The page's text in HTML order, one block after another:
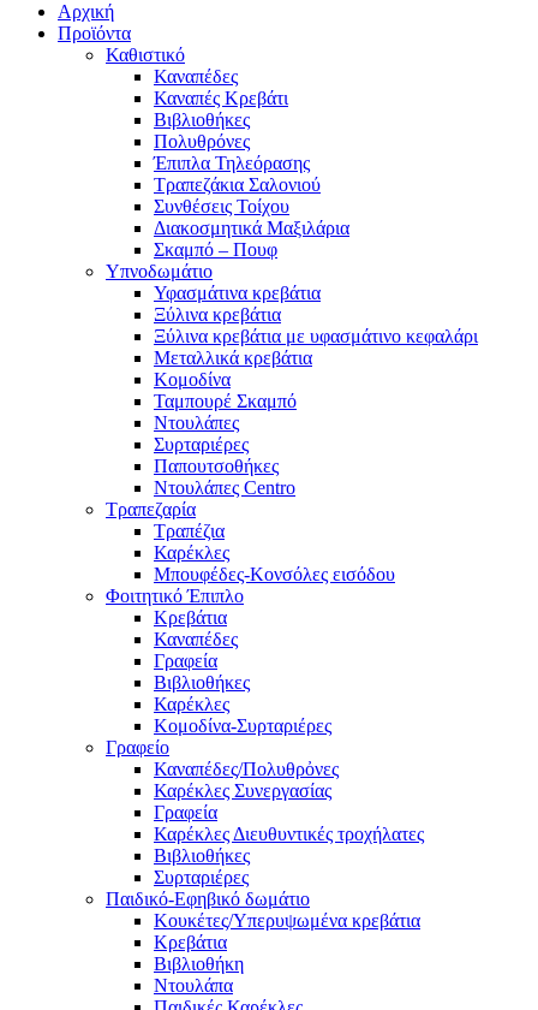
Αρχική
Προϊόντα
Καθιστικό
Καναπέδες
Καναπές Κρεβάτι
Βιβλιοθήκες
Πολυθρόνες
Έπιπλα Τηλεόρασης
Τραπεζάκια Σαλονιού
Συνθέσεις Τοίχου
Διακοσμητικά Μαξιλάρια
Σκαμπό – Πουφ
Υπνοδωμάτιο
Υφασμάτινα κρεβάτια
Ξύλινα κρεβάτια
Ξύλινα κρεβάτια με υφασμάτινο κεφαλάρι
Mεταλλικά κρεβάτια
Κομοδίνα
Ταμπουρέ Σκαμπό
Ντουλάπες
Συρταριέρες
Παπουτσοθήκες
Ντουλάπες Centro
Τραπεζαρία
Τραπέζια
Καρέκλες
Μπουφέδες-Κονσόλες εισόδου
Φοιτητικό Έπιπλο
Κρεβάτια
Καναπέδες
Γραφεία
Βιβλιοθήκες
Καρέκλες
Κομοδίνα-Συρταριέρες
Γραφείο
Καναπέδες/Πολυθρὀνες
Καρέκλες Συνεργασίας
Γραφεία
Καρέκλες Διευθυντικές τροχήλατες
Βιβλιοθήκες
Συρταριέρες
Παιδικό-Εφηβικό δωμάτιο
Κουκέτες/Υπερυψωμένα κρεβάτια
Κρεβάτια
Βιβλιοθήκη
Ντουλάπα